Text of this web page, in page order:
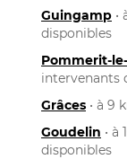
Guingamp •
disponibles
Pommerit-
intervenants
Grâces • à 9
Goudelin • à
disponibles